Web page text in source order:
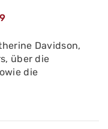
Davidson,
über die
die